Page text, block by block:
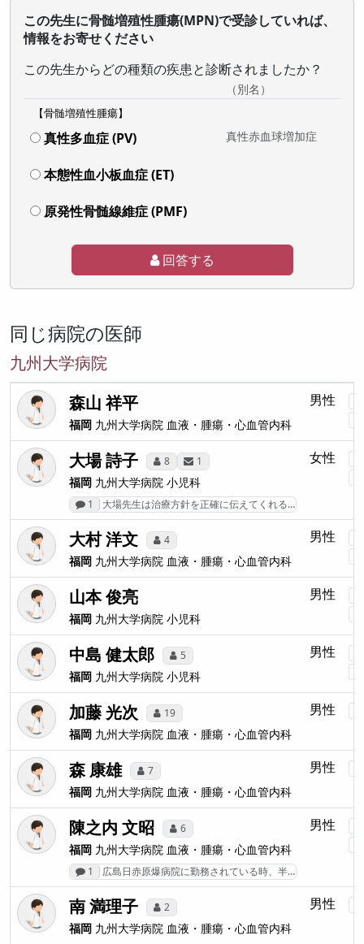
この先生に骨髄増殖性腫瘍(MPN)で受診していれば、
情報をお寄せください
この先生からどの種類の疾患と診断されましたか？
（別名）
【骨髄増殖性腫瘍】
真性多血症 (PV) 真性赤血球増加症
本態性血小板血症 (ET)
原発性骨髄線維症 (PMF)
回答する
同じ病院の医師
九州大学病院
森山 祥平
福岡 九州大学病院 血液・腫瘍・心血管内科
男性
大場 詩子 8 1
福岡 九州大学病院 小児科
1 大場先生は治療方針を正確に伝えてくれる…
女性
大村 洋文 4
福岡 九州大学病院 血液・腫瘍・心血管内科
男性
山本 俊亮
福岡 九州大学病院 小児科
男性
中島 健太郎 5
福岡 九州大学病院 小児科
男性
加藤 光次 19
福岡 九州大学病院 血液・腫瘍・心血管内科
男性
森 康雄 7
福岡 九州大学病院 血液・腫瘍・心血管内科
男性
陳之内 文昭 6
福岡 九州大学病院 血液・腫瘍・心血管内科
1 広島日赤原爆病院に勤務されている時、半…
男性
南 満理子 2
福岡 九州大学病院 血液・腫瘍・心血管内科
男性